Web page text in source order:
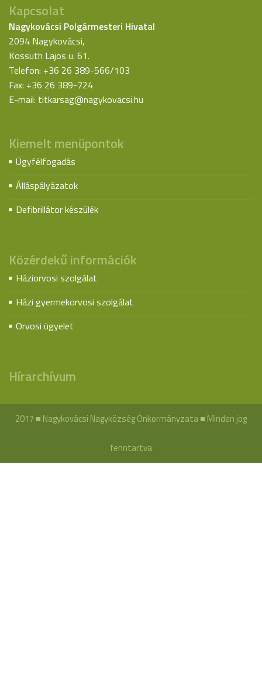
Kapcsolat
Nagykovácsi Polgármesteri Hivatal
2094 Nagykovácsi,
Kossuth Lajos u. 61.
Telefon: +36 26 389-566/103
Fax: +36 26 389-724
E-mail: titkarsag@nagykovacsi.hu
Kiemelt menüpontok
Ügyfélfogadás
Álláspályázatok
Defibrillátor készülék
Közérdekű információk
Háziorvosi szolgálat
Házi gyermekorvosi szolgálat
Orvosi ügyelet
Hírarchívum
2017 ■ Nagykovácsi Nagyközség Önkormányzata ■ Minden jog
fenntartva